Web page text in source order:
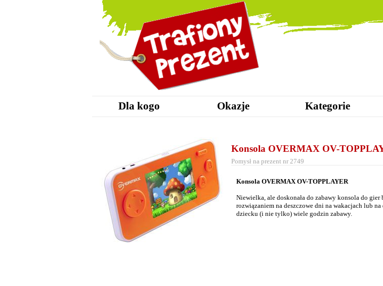
Dla kogo Okazje Kategorie
Konsola OVERMAX OV-
Pomysł na prezent nr 2749
Konsola OVERMAX OV-TOPPLAYER
Niewielka, ale doskonała do zabawy konsola do gier
rozwiązaniem na deszczowe dni na wakacjach lub
dziecku (i nie tylko) wiele godzin zabawy.